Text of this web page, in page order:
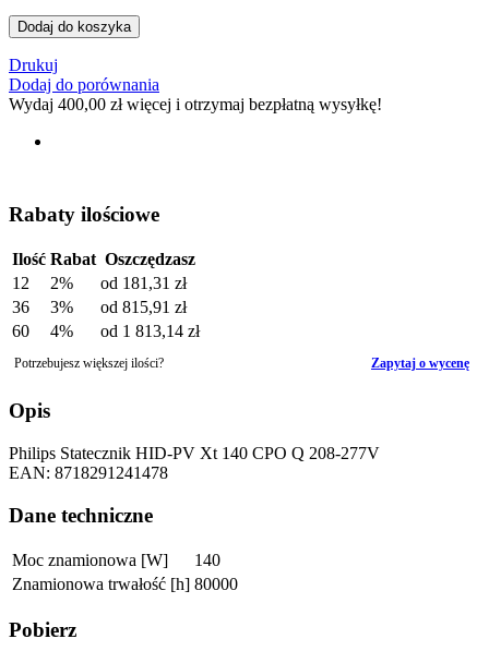
Dodaj do koszyka
Drukuj
Dodaj do porównania
Wydaj 400,00 złwięcej i otrzymaj bezpłatną wysyłkę!
Rabaty ilościowe
Ilość Rabat Oszczędzasz
12
2% od 181,31 zł
36
3% od 815,91 zł
60
4% od 1 813,14 zł
Potrzebujesz większej ilości? Zapytaj o wycenę
Opis
Philips Statecznik HID-PV Xt 140 CPO Q 208-277V
EAN: 8718291241478
Dane techniczne
Moc znamionowa [W]
140
Znamionowa trwałość [h] 80000
Pobierz